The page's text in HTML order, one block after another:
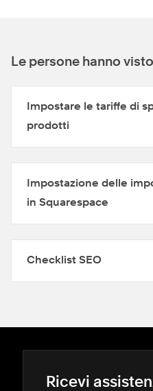
Le persone hanno
Impostare le tariffe di
prodotti
Impostazione delle
in Squarespace
Checklist SEO
Ricevi